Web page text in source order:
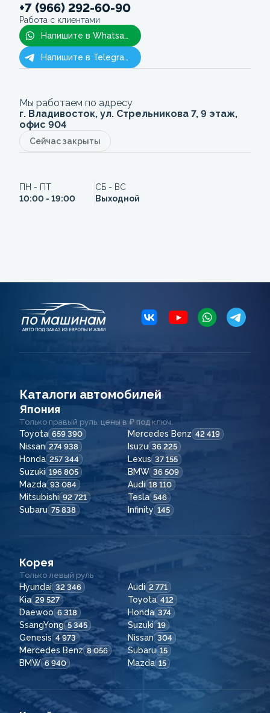
+7 (966) 292-60-90
Работа с клиентами
Напишите в Whatsapp
Напишите в Telegram
Мы работаем по адресу
г. Владивосток, ул. Стрельникова 7, 9 этаж,
офис 904
Сейчас закрыты
ПН - ПТ
10:00 - 19:00
СБ - ВС
Выходной
Каталоги автомобилей
Япония
Только правый руль, цены в ₽ под ключ.
Toyota 659 390 Mercedes Benz 42 419
Nissan 274 938 Isuzu 36 225
Honda 257 344 Lexus 37 155
Suzuki 196 805 BMW 36 509
Mazda 93 084 Audi 18 110
Mitsubishi 92 721 Tesla 546
Subaru 75 838 Infinity 145
Корея
Только левый руль
Hyundai 32 346 Audi 2 771
Kia 29 527 Toyota 412
Daewoo 6 318 Honda 374
SsangYong 5 345 Suzuki 19
Genesis 4 973 Nissan 304
Mercedes Benz 8 056 Subaru 15
BMW 6 940 Mazda 15